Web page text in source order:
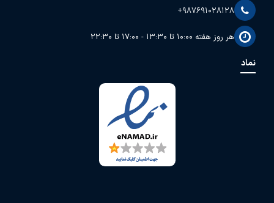
+987691028128
هر روز هفته 10:00 تا 13:30 - 17:00 تا 22:30
نماد